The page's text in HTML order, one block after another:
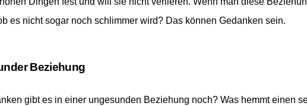
es nicht sogar noch schlimmer wird? Das können Gedanken sein.
Beziehung
gibt es in einer ungesunden Beziehung noch? Was hemmt einen